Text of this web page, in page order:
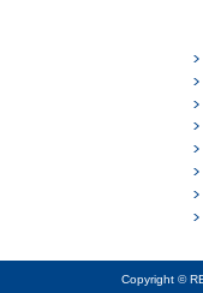
Copyright ©